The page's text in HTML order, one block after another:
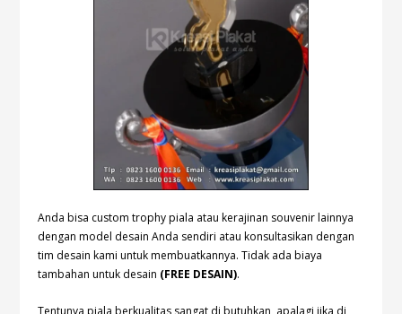
Anda bisa custom trophy piala atau kerajinan souvenir lainnya
dengan model desain Anda sendiri atau konsultasikan dengan
tim desain kami untuk membuatkannya. Tidak ada biaya
tambahan untuk desain (FREE DESAIN).
Tentunya piala berkualitas sangat di butuhkan, apalagi jika di